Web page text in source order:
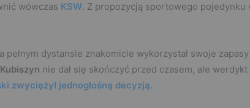
wówczas KSW. Z propozycją sportowego pojedynku
pełnym dystansie znakomicie wykorzystał swoje
nie dał się skończyć przed czasem, ale werdykt
zwyciężył jednogłośną decyzją.